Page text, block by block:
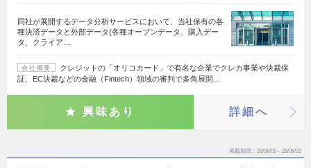
同社が展開するデータ分析サービスにおいて、当社保有の各
種決済データと外部データ(各種オープンデータ、購入デー
タ、クライア…
会社概要
クレジットの「オリコカード」で有名な企業でクレカ事業や決裁保
証、EC決裁などの金融（Fintech）領域の審判で多角展開…
興味あり 詳細へ
掲載期間 26/08/09～26/08/22